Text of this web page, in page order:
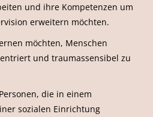
und ihre Kompetenzen um
erweitern möchten.
möchten, Menschen
und traumassensibel zu
die in einem
sozialen Einrichtung